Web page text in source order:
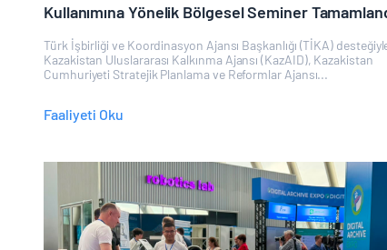
Kullanımına Yönelik Bölgesel Seminer
Türk İşbirliği ve Koordinasyon Ajansı Başkanlığı (TİKA)
Kazakistan Uluslararası Kalkınma Ajansı (KazAID), Kazakistan
Cumhuriyeti Stratejik Planlama ve Reformlar Ajansı...
Faaliyeti Oku